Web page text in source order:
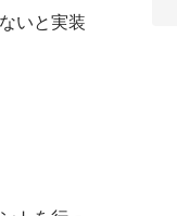
いと実装